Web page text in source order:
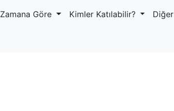
Zamana Göre Kimler Katılabilir? Diğer